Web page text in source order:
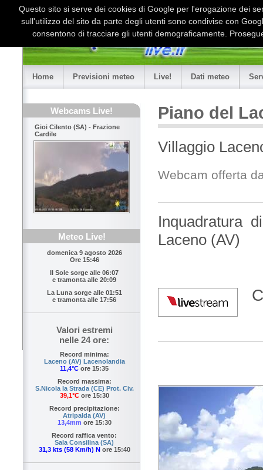
Home Previsioni meteo Live! Dati meteo
Webcams Live!
Gioi Cilento (SA) - Frazione
Cardile
Meteo Live!
domenica 9 agosto 2026
Ore 15:46
Il Sole sorge alle 06:07
e tramonta alle 20:09
La Luna sorge alle 01:51
e tramonta alle 17:56
Valori estremi
nelle 24 ore:
Record minima:
Laceno (AV) Lacenolandia
11,4°C ore 15:35
Record massima:
S.Nicola la Strada (CE) Prot. Civ.
39,1°Core 15:30
Record precipitazione:
Atripalda (AV)
13,4mm ore 15:30
Record raffica vento:
Sala Consilina (SA)
31,3 kts (58 Km/h) N ore 15:40
Piano del
Villaggio
Webcam offerta
Inquadratura
Laceno (AV)
Questo sito si serve dei cookies di Google per l'erogazione dei
sull'utilizzo del sito da parte degli utenti sono condivise con
consentono di tracciare gli utenti demograficamente.